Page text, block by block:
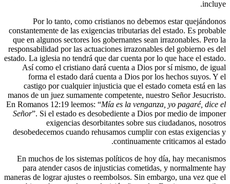
Por lo tanto, como cristianos no
constantemente de las exigencias tributarias
que en algunos sectores los gobernantes
responsabilidad por las actuaciones
estado. La iglesia no tendrá que dar cuenta
Así como el cristiano dará cuenta a
forma el estado dará cuenta a Dios
castigo por cualquier injusticia que el
manos de un juez sumamente competente,
En Romanos 12:19 leemos: “Mía es la
Señor”. Si el estado es desobediente a
exigencias desorbitantes sobre
desobedecemos cuando rehusamos
En muchos de los sistemas políticos de
para atender casos de injusticias
maneras de lograr ajustes o reembolsos. Sin